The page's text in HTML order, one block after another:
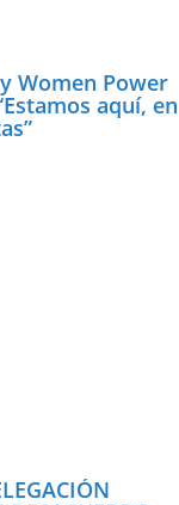
Women Power
aquí, en